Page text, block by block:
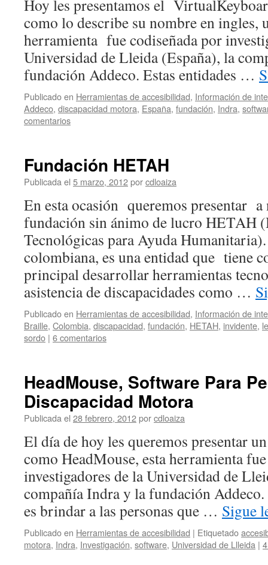
Hoy les presentamos el
como lo describe su nombre en ingles,
herramienta fue codiseñada por
Universidad de Lleida (España), la
fundación Addeco. Estas entidades …
Publicado en Herramientas de accesibilidad, Información de
Addeco, discapacidad motora, España, fundación, Indra,
comentarios
Fundación HETAH
Publicada el 5 marzo, 2012porcdloaiza
En esta ocasión queremos presentar
fundación sin ánimo de lucro HETAH
Tecnológicas para Ayuda
colombiana, es una entidad que tiene
principal desarrollar herramientas
asistencia de discapacidades como …
Publicado en Herramientas de accesibilidad, Información de
Braille, Colombia, discapacidad, fundación, HETAH, invidente,
sordo | 6 comentarios
HeadMouse, Software Para
Discapacidad Motora
Publicada el 28 febrero, 2012porcdloaiza
El día de hoy les queremos presentar
como HeadMouse, esta herramienta
investigadores de la Universidad de
compañía Indra y la fundación
es brindar a las personas que … Sigue
Publicado en Herramientas de accesibilidad | Etiquetado
motora, Indra, Investigación, software, Universidad de Llleida |